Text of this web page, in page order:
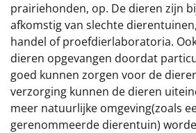
Alle kerstpakketten 2026
Thema
Origineel
Rituals
prairiehonden, op. De dieren zijn
afkomstig van slechte
handel of proefdierlaboratoria.
dieren opgevangen doordat
goed kunnen zorgen voor de
verzorging kunnen de dieren
meer natuurlijke omgeving(zoals
gerenommeerde dierentuin)